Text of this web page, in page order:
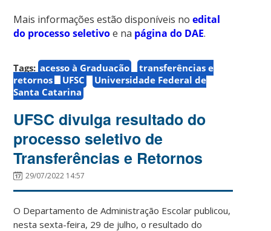
Mais informações estão disponíveis noedital
do processo seletivoe na página do DAE.
Tags: acesso à Graduação
transferências e
retornos
UFSC
Universidade Federal de
Santa Catarina
UFSC divulga resultado do
processo seletivo de
Transferências e Retornos
29/07/2022 14:57
O Departamento de Administração Escolar publicou,
nesta sexta-feira, 29 de julho, o resultado do